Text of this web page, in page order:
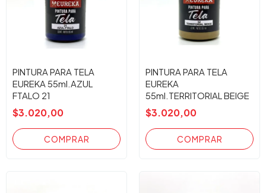
PINTURA PARA TELA
EUREKA 55ml.AZUL
FTALO 21
$3.020,00
PINTURA PARA TELA
EUREKA
55ml.TERRITORIAL BEIGE
32
$3.020,00